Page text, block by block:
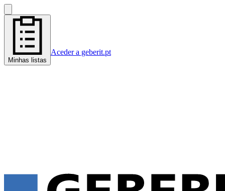
Minhas listas
Aceder a geberit.pt